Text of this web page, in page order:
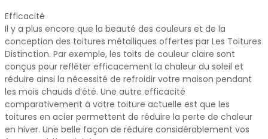
Efficacité
Il y a plus encore que la beauté des couleurs et de la
conception des toitures métalliques offertes par Les Toitures
Distinction. Par exemple, les toits de couleur claire sont
conçus pour refléter efficacement la chaleur du soleil et
réduire ainsi la nécessité de refroidir votre maison pendant
les mois chauds d’été. Une autre efficacité
comparativement à votre toiture actuelle est que les
toitures en acier permettent de réduire la perte de chaleur
en hiver. Une belle façon de réduire considérablement vos